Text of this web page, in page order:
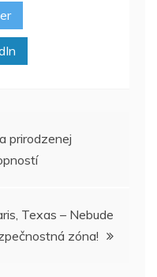
prirodzenej
Texas – Nebude
zóna!